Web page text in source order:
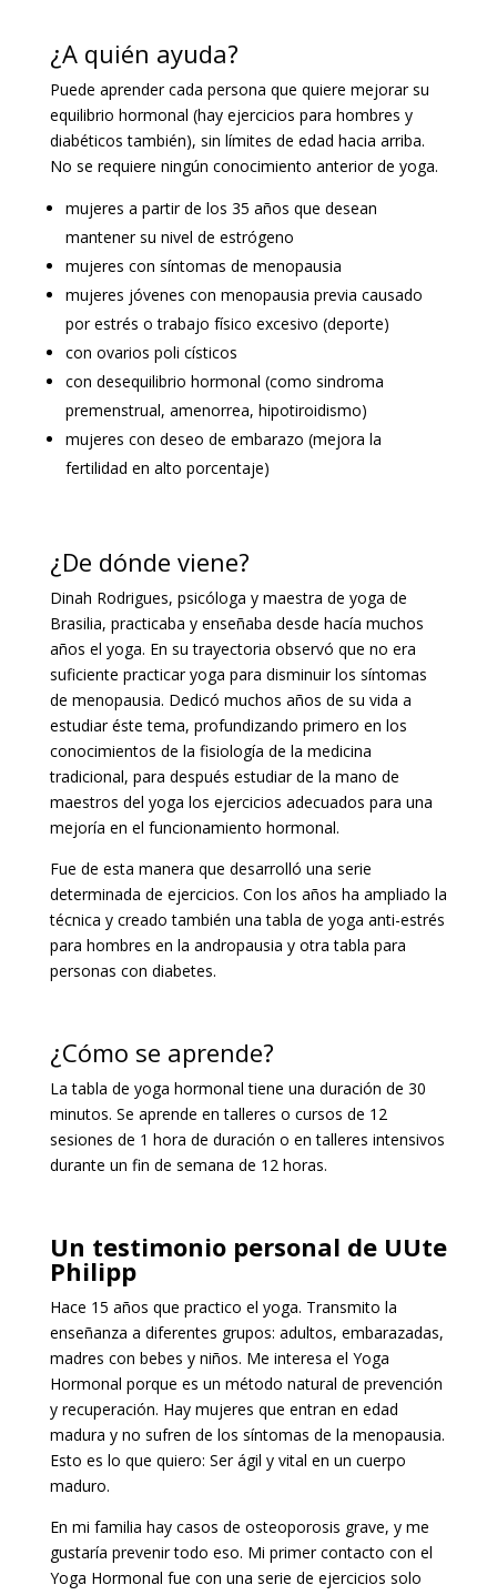
¿A quién ayuda?
Puede aprender cada persona que quiere mejorar su
equilibrio hormonal (hay ejercicios para hombres y
diabéticos también), sin límites de edad hacia arriba.
No se requiere ningún conocimiento anterior de yoga.
mujeres a partir de los 35 años que desean
mantener su nivel de estrógeno
mujeres con síntomas de menopausia
mujeres jóvenes con menopausia previa causado
por estrés o trabajo físico excesivo (deporte)
con ovarios poli císticos
con desequilibrio hormonal (como sindroma
premenstrual, amenorrea, hipotiroidismo)
mujeres con deseo de embarazo (mejora la
fertilidad en alto porcentaje)
¿De dónde viene?
Dinah Rodrigues, psicóloga y maestra de yoga de
Brasilia, practicaba y enseñaba desde hacía muchos
años el yoga. En su trayectoria observó que no era
suficiente practicar yoga para disminuir los síntomas
de menopausia. Dedicó muchos años de su vida a
estudiar éste tema, profundizando primero en los
conocimientos de la fisiología de la medicina
tradicional, para después estudiar de la mano de
maestros del yoga los ejercicios adecuados para una
mejoría en el funcionamiento hormonal.
Fue de esta manera que desarrolló una serie
determinada de ejercicios. Con los años ha ampliado la
técnica y creado también una tabla de yoga anti-estrés
para hombres en la andropausia y otra tabla para
personas con diabetes.
¿Cómo se aprende?
La tabla de yoga hormonal tiene una duración de 30
minutos. Se aprende en talleres o cursos de 12
sesiones de 1 hora de duración o en talleres intensivos
durante un fin de semana de 12 horas.
Un testimonio personal de UUte
Philipp
Hace 15 años que practico el yoga. Transmito la
enseñanza a diferentes grupos: adultos, embarazadas,
madres con bebes y niños. Me interesa el Yoga
Hormonal porque es un método natural de prevención
y recuperación. Hay mujeres que entran en edad
madura y no sufren de los síntomas de la menopausia.
Esto es lo que quiero: Ser ágil y vital en un cuerpo
maduro.
En mi familia hay casos de osteoporosis grave, y me
gustaría prevenir todo eso. Mi primer contacto con el
Yoga Hormonal fue con una serie de ejercicios solo